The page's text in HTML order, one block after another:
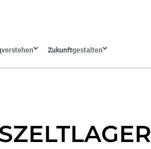
verstehen Zukunftgestalten